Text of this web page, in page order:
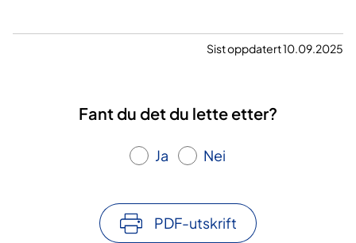
Sist oppdatert 10.09.2025
Fant du det du lette etter?
Ja Nei
PDF-utskrift